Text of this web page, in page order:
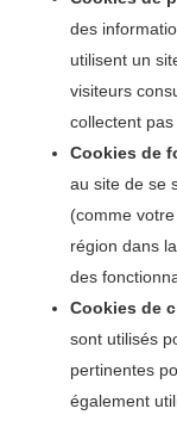
des
utilisent un
visiteurs
collectent pas
Cookies de
au site de se
(comme
région dans
des
Cookies de
sont utilisés
pertinentes
également